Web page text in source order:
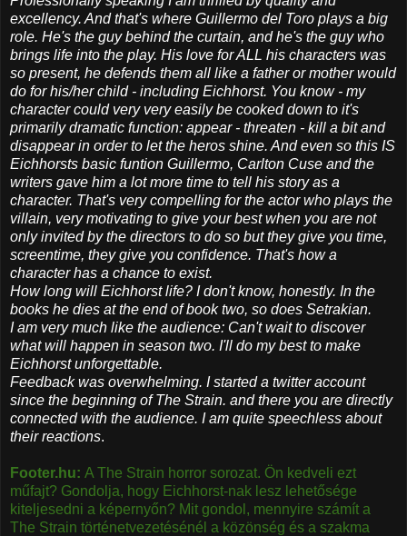
excellency. And that's where Guillermo del Toro plays a big
role. He's the guy behind the curtain, and he's the guy who
brings life into the play. His love for ALL his characters was
so present, he defends them all like a father or mother would
do for his/her child - including Eichhorst. You know - my
character could very very easily be cooked down to it's
primarily dramatic function: appear - threaten - kill a bit and
disappear in order to let the heros shine. And even so this IS
Eichhorsts basic funtion Guillermo, C​arlton Cuse and the
writers gave him a lot more time to tell his story as a
character. That's very compelling for the actor who plays the
villain, very motivating to give your best when you are not
only invited by the directors to do so​ but they give you time,
screentime, they give you confidence. That's how a
character has a chance to exist.
​How long will Eichhorst life? I don't know, honestly. In the
books he dies at the end of book two, so does Setrakian.
I am very much like the audience: Can't wait to discover
what will happen in season two. I'll do my best to make
Eichhorst unforgettable.​
​Feedback was overwhelming. I started a twitter account
since the beginning of The Strain. and there you are directly
connected with the audience. I am quite speechless about
their reactions.​
Footer.hu: A The Strain horror sorozat. Ön kedveli ezt
műfajt? Gondolja, hogy Eichhorst-nak lesz lehetősége
kiteljesedni a képernyőn? Mit gondol, mennyire számít a
The Strain történetvezetésénél a közönség és a szakma